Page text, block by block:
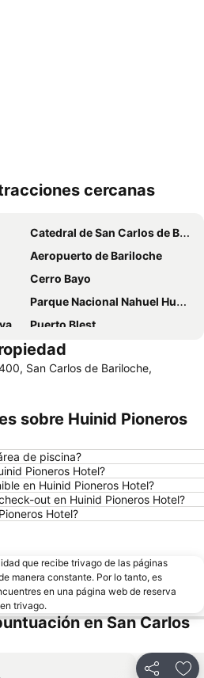
cercanas
Catedral de San Carlos de Bariloche
Aeropuerto de Bariloche
Cerro Bayo
Parque Nacional Nahuel Huapi
Puerto Blest
Capilla Nuestra Señora Virgen de la Asunción
San Carlos de Bariloche,
sobre Huinid Pioneros
de piscina?
Pioneros Hotel?
en Huinid Pioneros Hotel?
out en Huinid Pioneros Hotel?
Hotel?
que recibe trivago de las páginas
manera constante. Por lo tanto, es
en una página web de reserva
trivago.
en San Carlos